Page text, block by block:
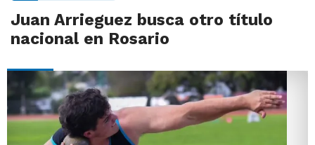
Juan Arrieguez busca otro título
nacional en Rosario